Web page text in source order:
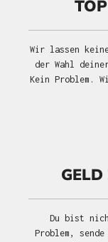
Wir lassen
der Wahl
Kein Problem.
Du bist
Problem,